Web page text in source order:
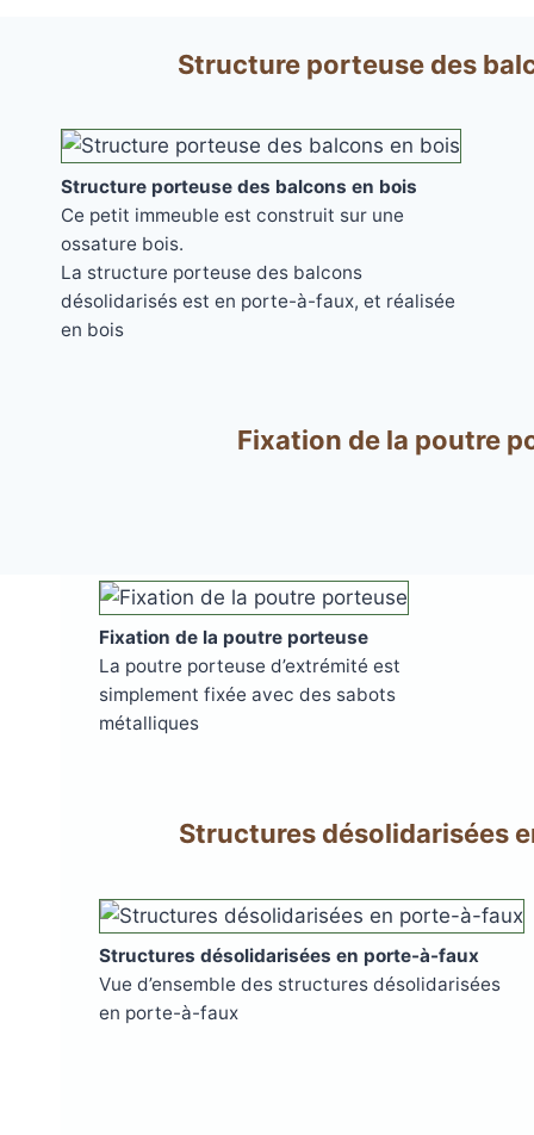
LAMES DE
LAMES DE
étanche pour
Plots réglables
incombustibles en
ALERTE ET
LAMES DE BARDAGE
Structure porteuse des
Structure porteuse des balcons en bois
Ce petit immeuble est construit sur une
ossature bois.
La structure porteuse des balcons
désolidarisés est en porte-à-faux, et réalisée
en bois
Fixation de la poutre
Fixation de la poutre porteuse
La poutre porteuse d’extrémité est
simplement fixée avec des sabots
métalliques
Structures désolidarisées
Structures désolidarisées en porte-à-faux
Vue d’ensemble des structures désolidarisées
en porte-à-faux